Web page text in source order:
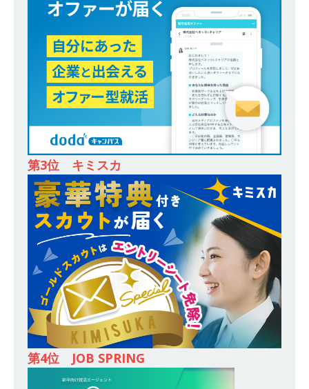
付けることが可能 ｜ データ分析のエキスパート
としてクライアントの課題を解決 ｜ 土日祝完全
休み ｜ データアナリティクスラボ
極採用企業
[ 2026年5月14日 ]
【 28卒 ｜ 東京勤務・転勤な
し 】 食品・生鮮業界に特化した人材紹介サービ
スを提供するベンチャー企業 ｜ 設立から毎年黒
字経営。売上は常に右肩上がり ｜ 未経験から営
業として成長・収入アップが目指せる環境 ｜ オ
イシル
体育会積極採用企業
[ 2026年5月13日 ] 【 28卒 ｜ トップ企業内定の
登竜門!! 満足度98％のインターン 】 東京勤務・
転勤なし ｜ 文系IT未経験でもOK ｜ 新卒の3年以
内昇進率91％ ｜ IT社会の今まさに求められてい
るベンチャー企業 ｜ 新卒2年目で1,000万円越え
目指せる!! ｜ データX
[ 2026年5月13日 ]
第3位 キミスカ
第4位 JOB SPRING